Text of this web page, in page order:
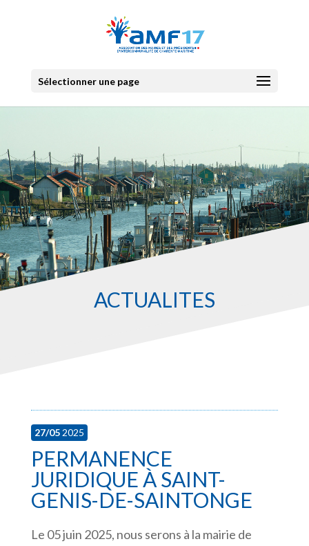
Sélectionner une page
ACTUALITES
27/052025
PERMANENCE
JURIDIQUE À SAINT-
GENIS-DE-SAINTONGE
Le 05 juin 2025, nous serons à la mairie de